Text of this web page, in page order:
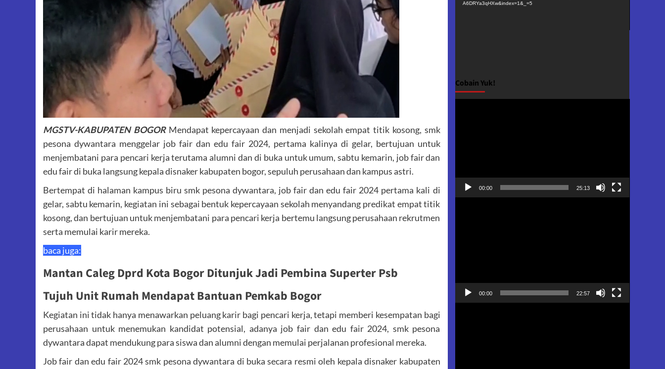
MGSTV-KABUPATEN BOGORMendapat kepercayaan dan menjadi sekolah empat titik kosong, smk
pesona dywantara menggelar job fair dan edu fair 2024, pertama kalinya di gelar, bertujuan untuk
menjembatani para pencari kerja terutama alumni dan di buka untuk umum, sabtu kemarin, job fair dan
edu fair di buka langsung kepala disnaker kabupaten bogor, sepuluh perusahaan dan kampus astri.
Bertempat di halaman kampus biru smk pesona dywantara, job fair dan edu fair 2024 pertama kali di
gelar, sabtu kemarin, kegiatan ini sebagai bentuk kepercayaan sekolah menyandang predikat empat titik
kosong, dan bertujuan untuk menjembatani para pencari kerja bertemu langsung perusahaan rekrutmen
serta memulai karir mereka.
baca juga:
Mantan Caleg Dprd Kota Bogor Ditunjuk Jadi Pembina Superter Psb
Tujuh Unit Rumah Mendapat Bantuan Pemkab Bogor
Kegiatan ini tidak hanya menawarkan peluang karir bagi pencari kerja, tetapi memberi kesempatan bagi
perusahaan untuk menemukan kandidat potensial, adanya job fair dan edu fair 2024, smk pesona
dywantara dapat mendukung para siswa dan alumni dengan memulai perjalanan profesional mereka.
Job fair dan edu fair 2024 smk pesona dywantara di buka secara resmi oleh kepala disnaker kabupaten
A6DRYa3qHXw&index=1&_=5
Cobain Yuk!
00:00 25:13
00:00 22:57